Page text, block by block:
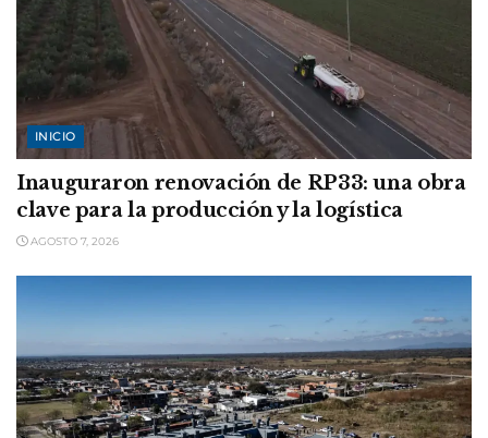
INICIO
Inauguraron renovación de RP33: una obra
clave para la producción y la logística
AGOSTO 7, 2026